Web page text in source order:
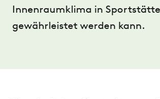
Innenraumklima in
gewährleistet werden kann.